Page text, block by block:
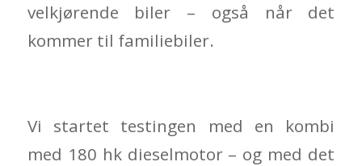
velkjørende biler – også når det
kommer til familiebiler.
Vi startet testingen med en kombi
med 180 hk dieselmotor – og med det